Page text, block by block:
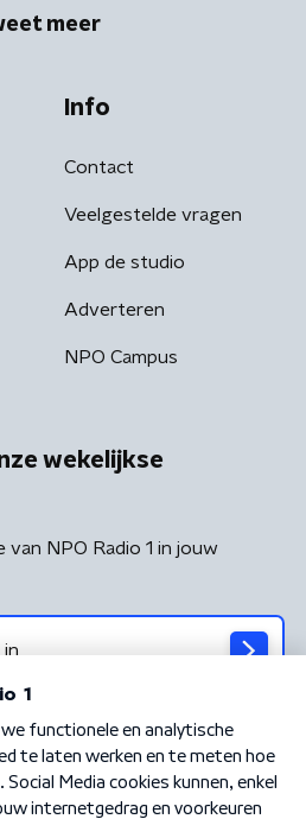
meer
Info
Contact
Veelgestelde vragen
App de studio
Adverteren
NPO Campus
wekelijkse
NPO Radio 1 in jouw